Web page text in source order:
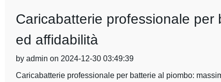
Caricabatterie professionale
ed affidabilità
by admin on 2024-12-30 03:49:39
Caricabatterie professionale per batterie al piombo: